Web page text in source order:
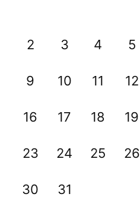
2 3 4 5
9 10 11 12
16 17 18 19
23 24 25 26
30 31